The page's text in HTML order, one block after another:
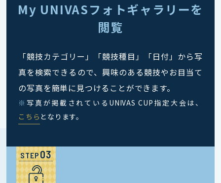
My UNIVASフォトギャラリーを
閲覧
「競技カテゴリー」「競技種目」「日付」から写
真を検索できるので、興味のある競技やお目当て
の写真を簡単に見つけることができます。
※ 写真が掲載されているUNIVAS CUP指定大会は、
こちら となります。
STEP